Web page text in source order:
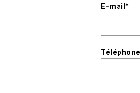
E-mail*
Téléphone